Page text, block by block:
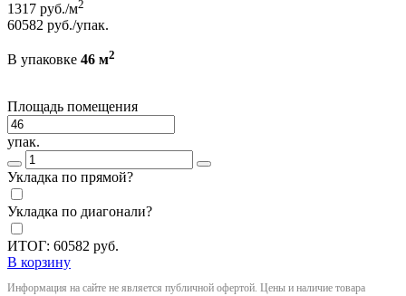
1317 руб./м2
60582 руб./упак.
В упаковке 46 м2
Площадь помещения
упак.
Укладка по прямой?
Укладка по диагонали?
ИТОГ: 60582 руб.
В корзину
Информация на сайте не является публичной офертой. Цены и наличие товара